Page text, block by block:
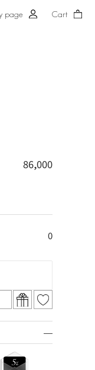
page Cart
86,000
0